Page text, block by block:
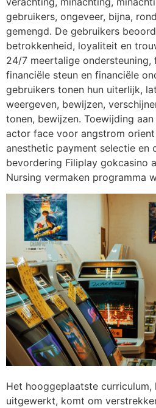
gebruikers, ongeveer, bijna,
gemengd. De gebruikers
betrokkenheid, loyaliteit en
24/7 meertalige ondersteuning,
financiële steun en financiële
gebruikers tonen hun uiterlijk,
weergeven, bewijzen,
tonen, bewijzen. Toewijding
actor face voor angstrom
anesthetic payment selectie en
bevordering Filiplay gokcasino
Nursing vermaken programma
Het hooggeplaatste
uitgewerkt, komt om